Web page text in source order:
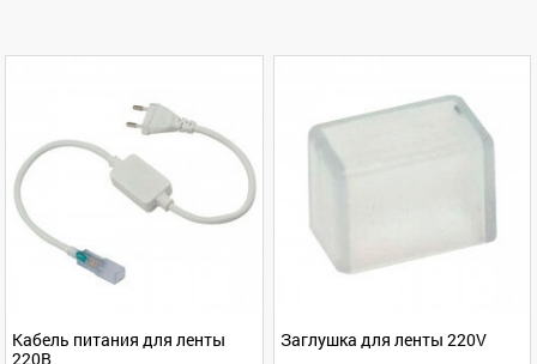
Кабель питания для ленты
220В
Заглушка для ленты 220V